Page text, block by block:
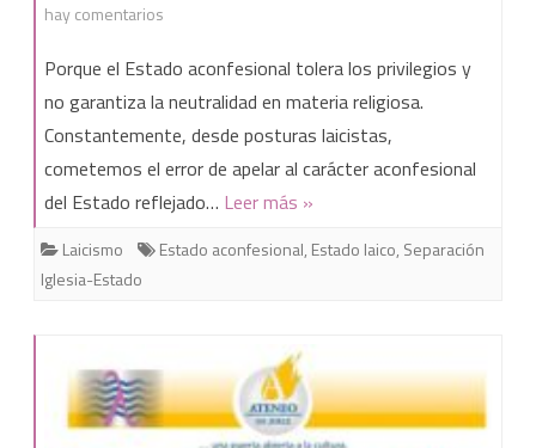
hay comentarios
laico
ya!
Porque el Estado aconfesional tolera los privilegios y
no garantiza la neutralidad en materia religiosa.
Constantemente, desde posturas laicistas,
cometemos el error de apelar al carácter aconfesional
del Estado reflejado… Leer más »
Laicismo Estado aconfesional, Estado laico, Separación
Iglesia-Estado